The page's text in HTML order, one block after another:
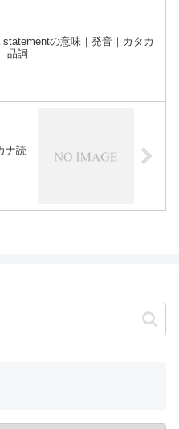
statementの意味｜発音｜カタカ
品詞
ナ読